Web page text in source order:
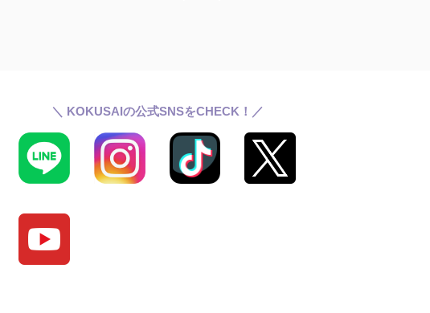
スクールライフ
クロワッサンス(卒業生の活躍)
お知らせ
＼ KOKUSAIの公式SNSをCHECK！／